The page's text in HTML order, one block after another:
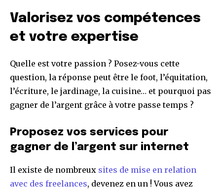
Valorisez vos compétences
et votre expertise
Quelle est votre passion ? Posez-vous cette
question, la réponse peut être le foot, l’équitation,
l’écriture, le jardinage, la cuisine… et pourquoi pas
gagner de l’argent grâce à votre passe temps ?
Proposez vos services pour
gagner de l’argent sur internet
Il existe de nombreux sites de mise en relation
avec des freelances, devenez en un ! Vous avez